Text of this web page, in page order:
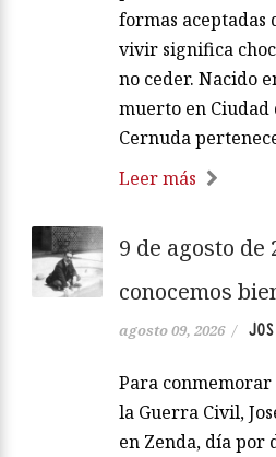
formas aceptadas
vivir significa
no ceder. Nacido
muerto en Ciudad
Cernuda
Leer más
9 de agosto de
conocemos
agosto 09, 2026 /
Para conmemorar
la Guerra Civil,
en Zenda, día por